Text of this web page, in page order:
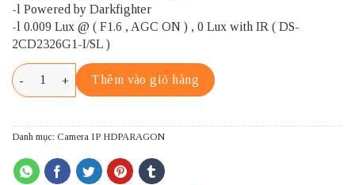
-l Powered by Darkfighter
-l 0.009 Lux @ ( F1.6 , AGC ON ) , 0 Lux with IR ( DS-
2CD2326G1-I/SL )
HDPARAGON HDS-2326IPR/SL số lượng
Thêm vào giỏ hàng
Danh mục: Camera IP HDPARAGON